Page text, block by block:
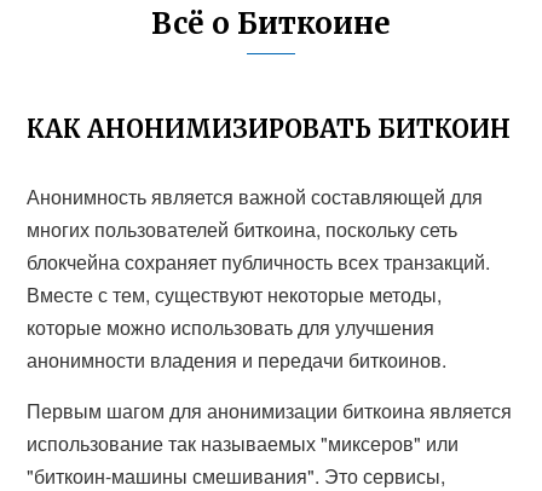
Всё о Биткоине
КАК АНОНИМИЗИРОВАТЬ БИТКОИН
Анонимность является важной составляющей для
многих пользователей биткоина, поскольку сеть
блокчейна сохраняет публичность всех транзакций.
Вместе с тем, существуют некоторые методы,
которые можно использовать для улучшения
анонимности владения и передачи биткоинов.
Первым шагом для анонимизации биткоина является
использование так называемых "миксеров" или
"биткоин-машины смешивания". Это сервисы,